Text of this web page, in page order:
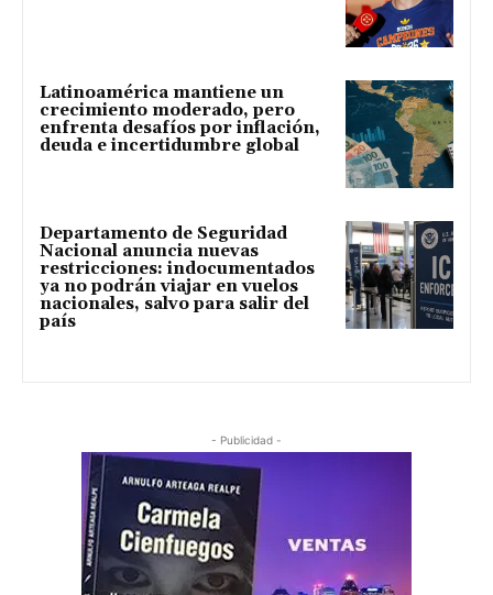
Latinoamérica mantiene un
crecimiento moderado, pero
enfrenta desafíos por inflación,
deuda e incertidumbre global
Departamento de Seguridad
Nacional anuncia nuevas
restricciones: indocumentados
ya no podrán viajar en vuelos
nacionales, salvo para salir del
país
- Publicidad -